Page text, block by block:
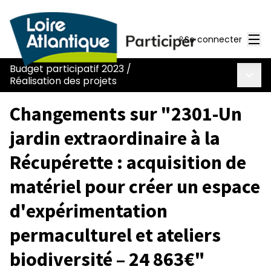
Se connecter
Budget participatif 2023 /
Réalisation des projets
Changements sur "2301-Un
jardin extraordinaire à la
Récupérette : acquisition de
matériel pour créer un espace
d'expérimentation
permaculturel et ateliers
biodiversité – 24 863€"